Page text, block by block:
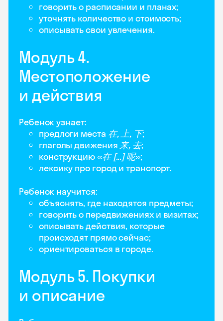
говорить о расписании и планах;
уточнять количество и стоимость;
описывать свои увлечения.
Модуль 4.
Местоположение
и действия
Ребенок узнает:
предлоги места 在, 上, 下;
глаголы движения 来, 去;
конструкцию «在 [...] 呢»;
лексику про город и транспорт.
Ребенок научится:
объяснять, где находятся предметы;
говорить о передвижениях и визитах;
описывать действия, которые
происходят прямо сейчас;
ориентироваться в городе.
Модуль 5. Покупки
и описание